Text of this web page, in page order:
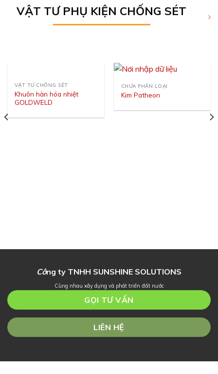
VẬT TƯ PHỤ KIỆN CHỐNG SÉT
VẬT TƯ CHỐNG SÉT
Khuôn hàn hóa nhiệt
GOLDWELD
CHƯA PHÂN LOẠI
Kim Patheon
Công ty TNHH SUNSHINE SOLUTIONS
Cùng nhau xây dựng và phát triển đất nước
GỌI TƯ VẤN
LIÊN HỆ